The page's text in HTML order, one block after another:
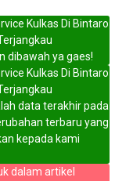
dibawah ya gaes!
data terakhir pada
terbaru yang
kepada kami
dalam artikel